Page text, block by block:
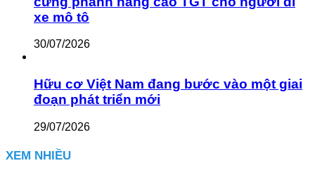
xe mô tô
30/07/2026
Hữu cơ Việt Nam đang bước vào một giai
đoạn phát triển mới
29/07/2026
XEM NHIỀU